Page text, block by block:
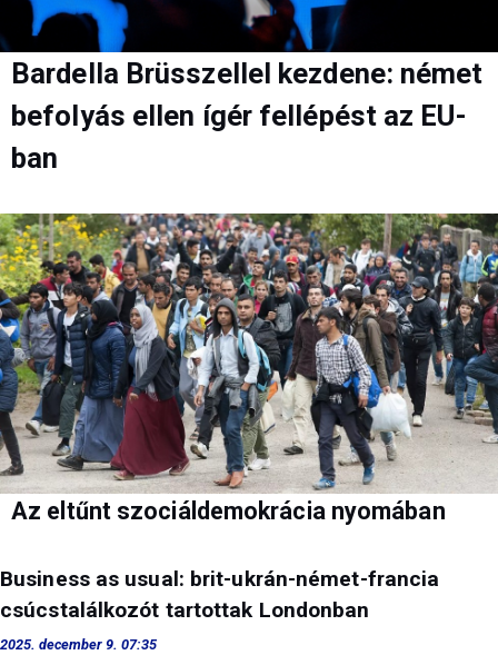
Bardella Brüsszellel kezdene: német
befolyás ellen ígér fellépést az EU-
ban
Az eltűnt szociáldemokrácia nyomában
Business as usual: brit-ukrán-német-francia
csúcstalálkozót tartottak Londonban
2025. december 9. 07:35